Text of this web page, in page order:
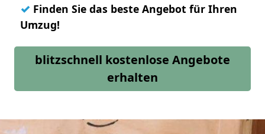
✓ Finden Sie das beste Angebot für Ihren
Umzug!
blitzschnell kostenlose Angebote
erhalten